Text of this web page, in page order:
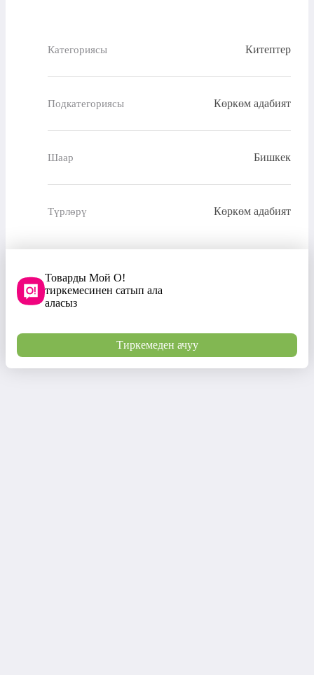
Категориясы Китептер
Подкатегориясы Көркөм адабият
Шаар Бишкек
Түрлөрү Көркөм адабият
Товарды Мой О!
тиркемесинен сатып ала
аласыз
Тиркемеден ачуу